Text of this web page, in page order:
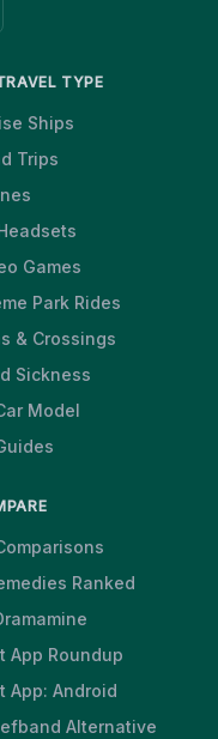
TYPE
Ships
Trips
Games
Park Rides
& Crossings
Sickness
Model
Ranked
App Roundup
App: Android
Alternative